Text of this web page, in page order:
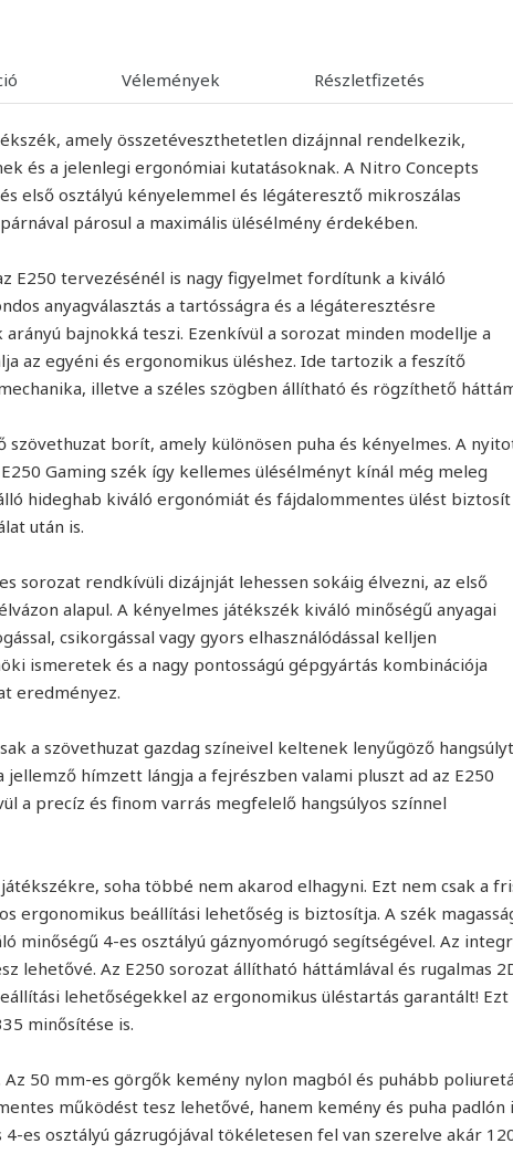
Vélemények Részletfizetés
amely összetéveszthetetlen dizájnnal rendelkezik,
és a jelenlegi ergonómiai kutatásoknak. A Nitro Concepts
első osztályú kényelemmel és légáteresztő mikroszálas
párosul a maximális ülésélmény érdekében.
E250 tervezésénél is nagy figyelmet fordítunk a kiváló
anyagválasztás a tartósságra és a légáteresztésre
bajnokká teszi. Ezenkívül a sorozat minden modellje a
az egyéni és ergonomikus üléshez. Ide tartozik a feszítő
illetve a széles szögben állítható és rögzíthető
szövethuzat borít, amely különösen puha és kényelmes. A
Gaming szék így kellemes ülésélményt kínál még meleg
hideghab kiváló ergonómiát és fájdalommentes ülést biztosít
után is.
sorozat rendkívüli dizájnját lehessen sokáig élvezni, az első
alapul. A kényelmes játékszék kiváló minőségű anyagai
csikorgással vagy gyors elhasználódással kelljen
ismeretek és a nagy pontosságú gépgyártás kombinációja
eredményez.
a szövethuzat gazdag színeivel keltenek lenyűgöző
hímzett lángja a fejrészben valami pluszt ad az E250
a precíz és finom varrás megfelelő hangsúlyos színnel
soha többé nem akarod elhagyni. Ezt nem csak a
ergonomikus beállítási lehetőség is biztosítja. A szék
minőségű 4-es osztályú gáznyomórugó segítségével. Az
lehetővé. Az E250 sorozat állítható háttámlával és rugalmas
lehetőségekkel az ergonomikus üléstartás garantált! Ezt
minősítése is.
Az 50 mm-es görgők kemény nylon magból és puhább
működést tesz lehetővé, hanem kemény és puha padlón
es osztályú gázrugójával tökéletesen fel van szerelve akár